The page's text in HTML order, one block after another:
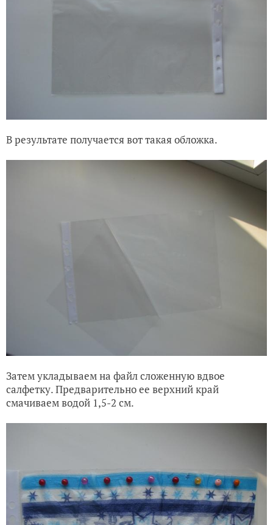
В результате получается вот такая обложка.
Затем укладываем на файл сложенную вдвое
салфетку. Предварительно ее верхний край
смачиваем водой 1,5-2 см.